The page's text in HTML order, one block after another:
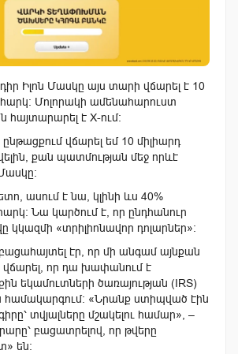
Իլոն Մասկը այս տարի վճարել է 10
հարկ։ Մոլորակի ամենահարուստ
հայտարարել է X-ում։
վճարել եմ 10 միլիարդ
քան պատմության մեջ որևէ
ասում է նա, կլինի ևս 40%
Նա կարծում է, որ ընդհանուր
կկազմի «տրիլիոնավոր դոլարներ»։
էր, որ մի անգամ այնքան
վճարել, որ դա խափանում է
եկամուտների ծառայության (IRS)
համակարգում։ «Նրանք ստիպված էին
տվյալները մշակելու համար», –
բացատրելով, որ թվերը
են։